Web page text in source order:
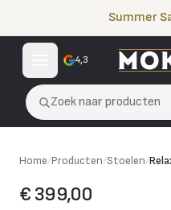
Summer
4,3
Zoek naar producten
Home/Producten/Stoelen/
€ 399,00